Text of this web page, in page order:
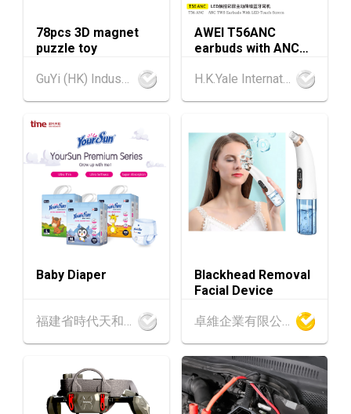
13-17
AUG
香港
13.08.2026 - 17.08.2026
香港貿發局美食博覽 2026 (香港會議展覽中心)
13-17
AUG
13.08.2026 - 17.08.2026
覽中心)
25-27
AUG
中國內地
25.08.2026 - 27.08.2026
中國國際紡織⾯料及輔料（秋冬）博覽會 (202
6年8月25至27日)
26
香港
26.08.2026
「中小企資援組」網絡研討會系列︰AI「資」
動觸達全球
1-5
香港
01.09.2026 - 05.09.2026
國際名表薈萃 2026 (香港會議展覽中心)
SEP
香港
01.09.2026 - 05.09.2026
香港貿發局香港鐘表展 2026 (香港會議展覽中
心)
78pcs 3D magnet
puzzle toy
GuYi (HK) Industrial Co.,Limited
AWEI T56ANC
earbuds with ANC
H.K.Yale International Industry Co., Limited
Baby Diaper
福建省時代天和實業有限公司
Blackhead Removal
Facial Device
卓維企業有限公司